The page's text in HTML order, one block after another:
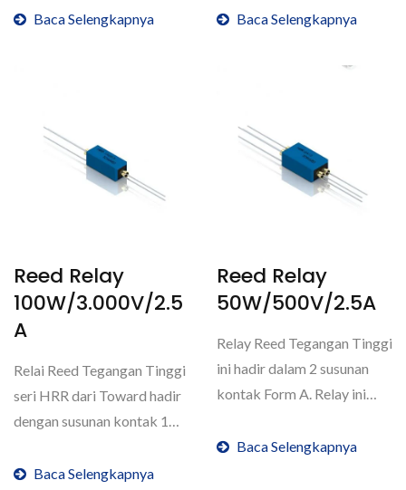
Baca Selengkapnya Baca Selengkapnya
Reed Relay
100W/3.000V/2.5
A
Relai Reed Tegangan Tinggi
seri HRR dari Toward hadir
dengan susunan kontak 1
Baca Selengkapnya
Reed Relay
50W/500V/2.5A
Relay Reed Tegangan Tinggi
ini hadir dalam 2 susunan
kontak Form A. Relay ini
Baca Selengkapnya